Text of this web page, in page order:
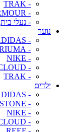
- TRAK
- UNDER ARMOUR
- נעלי בית
נוער
- ADIDAS
- CARIUMA
- NIKE
- ON CLOUD
- TRAK
ילדים
- ADIDAS
- BLUNDSTONE
- NIKE
- ON CLOUD